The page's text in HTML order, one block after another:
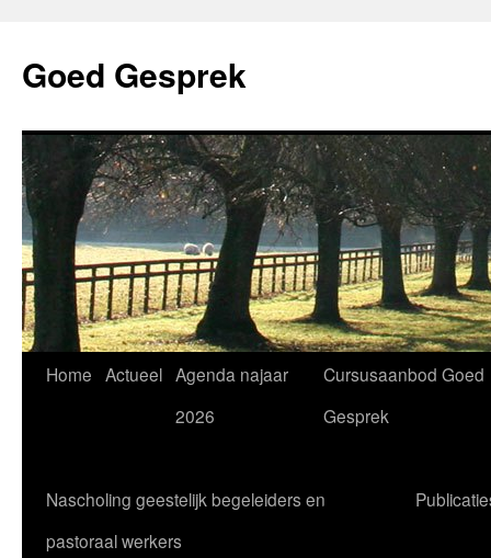
content
Goed Gesprek
Home Actueel Agenda najaar
2026
Cursusaanbod Goed
Gesprek
Nascholing geestelijk begeleiders en
pastoraal werkers